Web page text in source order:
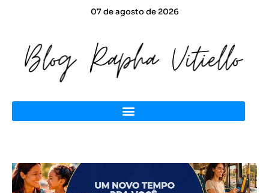
07 de agosto de 2026